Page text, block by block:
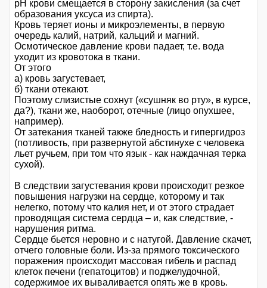
pH крови смещается в сторону закисления (за счет
образования уксуса из спирта).
Кровь теряет ионы и микроэлементы, в первую
очередь калий, натрий, кальций и магний.
Осмотическое давление крови падает, т.е. вода
уходит из кровотока в ткани.
От этого
а) кровь загустевает,
б) ткани отекают.
Поэтому слизистые сохнут («сушняк во рту», в курсе,
да?), ткани же, наоборот, отечные (лицо опухшее,
например).
От затекания тканей также бледность и гипергидроз
(потливость, при развернутой абстинухе с человека
льет ручьем, при том что язык - как наждачная терка
сухой).
В следствии загустевания крови происходит резкое
повышения нагрузки на сердце, которому и так
нелегко, потому что калия нет, и от этого страдает
проводящая система сердца – и, как следствие, -
нарушения ритма.
Сердце бьется неровно и с натугой. Давление скачет,
отчего головные боли. Из-за прямого токсического
поражения происходит массовая гибель и распад
клеток печени (гепатоцитов) и поджелудочной,
содержимое их вываливается опять же в кровь.